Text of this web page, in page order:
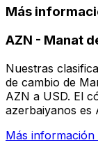
Más
AZN - Manat
Nuestras
de cambio de
AZN a USD. El
azerbaiyanos es
Más